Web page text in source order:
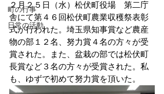
町の行事
日常の活動
２月２５日（水）松伏町役場　第二庁
舎にて第４６回松伏町農業収穫祭表彰
式が行われた。埼玉県知事賞など農産
物の部１２名、努力賞４名の方々が受
賞された。また、盆栽の部では松伏町
長賞など３名の方々が受賞された。私
も、ゆずで初めて努力賞を頂いた。